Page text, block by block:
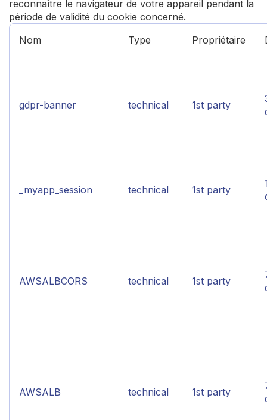
reconnaître le navigateur de votre appareil pendant la
période de validité du cookie concerné.
Nom
Type Propriétaire
gdpr-banner technical 1st party
_myapp_session technical 1st party
AWSALBCORS technical 1st party
AWSALB technical 1st party